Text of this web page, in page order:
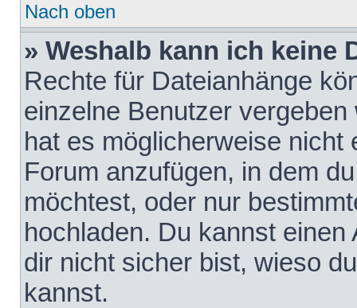
Nach oben
» Weshalb kann ich keine
Rechte für Dateianhänge
einzelne Benutzer
hat es möglicherweise nicht
Forum anzufügen, in dem
möchtest, oder nur
hochladen. Du kannst
dir nicht sicher bist, wieso
kannst.